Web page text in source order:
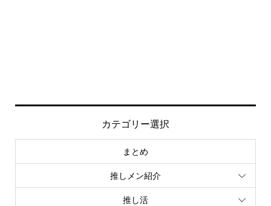
カテゴリー選択
まとめ
推しメン紹介
推し活